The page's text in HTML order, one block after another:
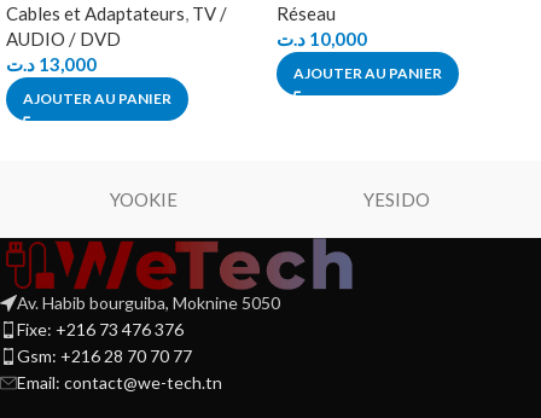
Cables et Adaptateurs, TV /
AUDIO / DVD
13,000 د.ت
AJOUTER AU PANIER
Réseau
10,000 د.ت
AJOUTER AU PANIER
YOOKIE YESIDO
Av. Habib bourguiba, Moknine 5050
Fixe: +216 73 476 376
Gsm: +216 28 70 70 77
Email: contact@we-tech.tn